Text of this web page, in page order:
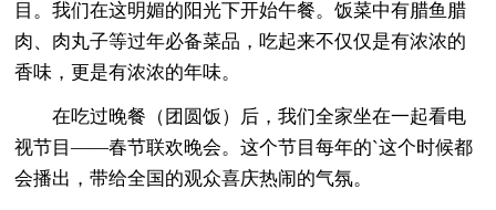
目。我们在这明媚的阳光下开始午餐。饭菜中有腊鱼腊
肉、肉丸子等过年必备菜品，吃起来不仅仅是有浓浓的
香味，更是有浓浓的年味。
在吃过晚餐（团圆饭）后，我们全家坐在一起看电
视节目——春节联欢晚会。这个节目每年的`这个时候都
会播出，带给全国的观众喜庆热闹的气氛。